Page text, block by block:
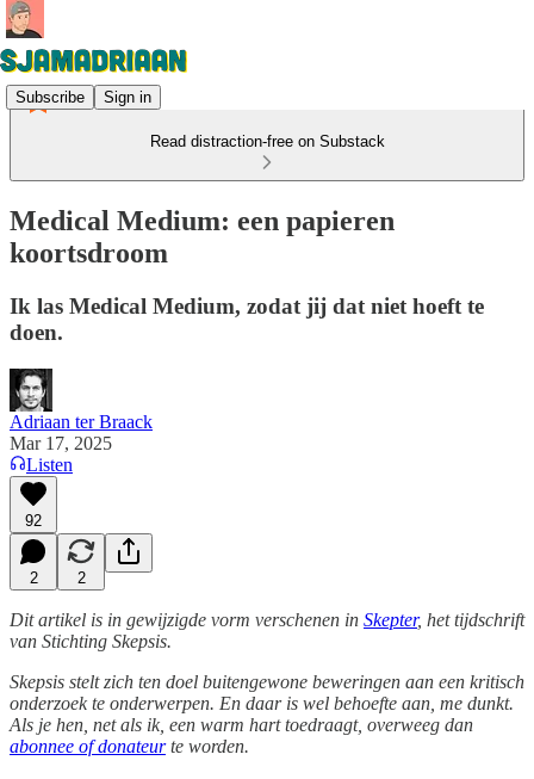
Subscribe Sign in
Read distraction-free on Substack
Medical Medium: een papieren
koortsdroom
Ik las Medical Medium, zodat jij dat niet hoeft te
doen.
Adriaan ter Braack
Mar 17, 2025
Listen
92
2 2
Dit artikel is in gewijzigde vorm verschenen in Skepter, het tijdschrift
van Stichting Skepsis.
Skepsis stelt zich ten doel buitengewone beweringen aan een kritisch
onderzoek te onderwerpen. En daar is wel behoefte aan, me dunkt.
Als je hen, net als ik, een warm hart toedraagt, overweeg dan
abonnee of donateurte worden.